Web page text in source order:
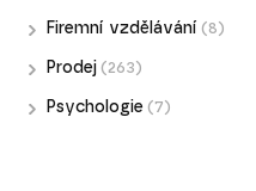
Firemní vzdělávání (8)
Prodej (263)
Psychologie (7)